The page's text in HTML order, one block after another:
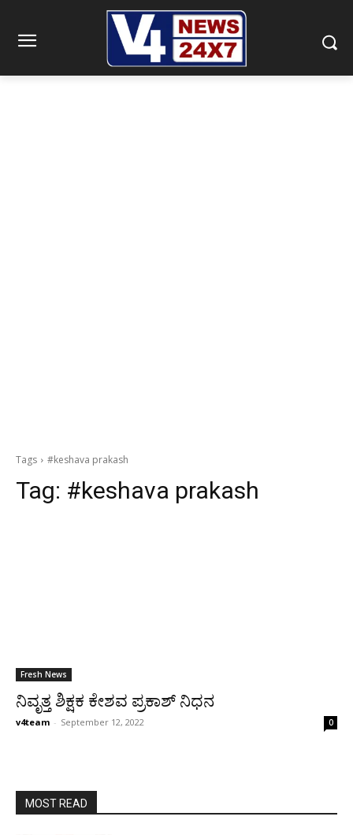
Tags #keshava prakash
Tag: #keshava prakash
Fresh News
ನಿವೃತ್ತ ಶಿಕ್ಷಕ ಕೇಶವ ಪ್ರಕಾಶ್ ನಿಧನ
v4team - September 12, 2022 0
MOST READ